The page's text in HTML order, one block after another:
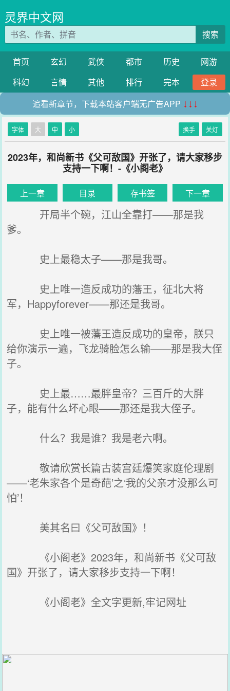
灵界中文网
搜索
首页 玄幻 武侠 都市 历史
网游
科幻
言情 其他 排行 完本
登录
追看新章节，下载本站客户端无广告APP ↓↓↓
字体 大 中 小 换手 关灯
2023年，和尚新书《父可敌国》开张了，请大家移步
支持一下啊！-《小阁老》
上一章 目录 存书签 下一章
开局半个碗，江山全靠打——那是我
爹。
史上最稳太子——那是我哥。
史上唯一造反成功的藩王，征北大将
军，Happyforever——那还是我哥。
史上唯一被藩王造反成功的皇帝，朕只
给你演示一遍，飞龙骑脸怎么输——那是我大侄
子。
史上最……最胖皇帝？三百斤的大胖
子，能有什么坏心眼——那还是我大侄子。
什么？我是谁？我是老六啊。
敬请欣赏长篇古装宫廷爆笑家庭伦理剧
——‘老朱家各个是奇葩’之‘我的父亲才没那么可
怕’！
美其名曰《父可敌国》！
《小阁老》2023年，和尚新书《父可敌
国》开张了，请大家移步支持一下啊！
《小阁老》全文字更新,牢记网址